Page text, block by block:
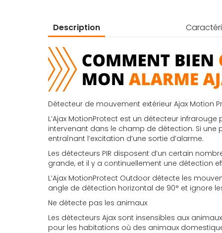
Description
Détecteur de mouvement extérieur Ajax Motion
L’Ajax MotionProtect est un détecteur
intervenant dans le champ de détection. Si
entraînant l’excitation d’une sortie d’alarme.
Les détecteurs PIR disposent d’un certain
grande, et il y a continuellement une détection
L’Ajax MotionProtect Outdoor détecte les
angle de détection horizontal de 90° et ignore
Ne détecte pas les animaux
Les détecteurs Ajax sont insensibles aux
pour les habitations où des animaux